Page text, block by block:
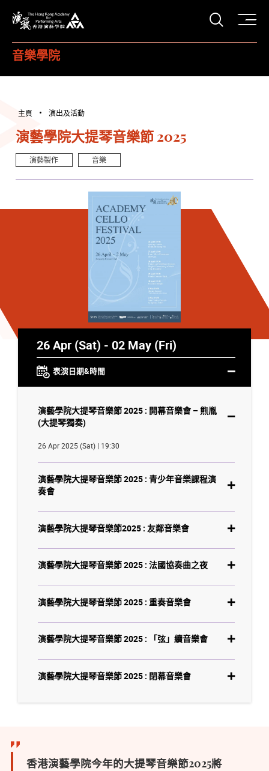
打開
音樂學院
主頁 演出及活動
演藝學院大提琴音樂節 2025
演藝製作 音樂
26 Apr (Sat) - 02 May (Fri)
表演日期&時間
演藝學院大提琴音樂節 2025 : 開幕音樂會 – 熊胤
(大提琴獨奏)
26 Apr 2025 (Sat) | 19:30
演藝學院大提琴音樂節 2025 : 青少年音樂課程演
奏會
演藝學院大提琴音樂節2025 : 友鄰音樂會
演藝學院大提琴音樂節 2025 : 法國協奏曲之夜
演藝學院大提琴音樂節 2025 : 重奏音樂會
演藝學院大提琴音樂節 2025 : 「弦」續音樂會
演藝學院大提琴音樂節 2025 : 閉幕音樂會
香港演藝學院今年的大提琴音樂節2025將